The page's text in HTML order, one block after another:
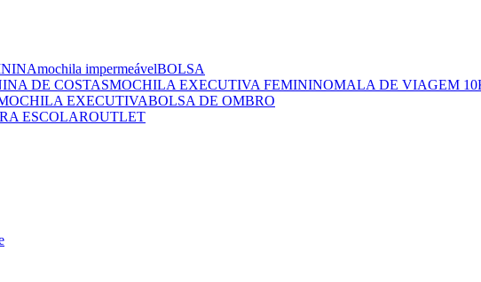
mochila impermeávelBOLSA
DE COSTASMOCHILA EXECUTIVA FEMININOMALA DE VIAGEM
EXECUTIVABOLSA DE OMBRO
ESCOLAROUTLET